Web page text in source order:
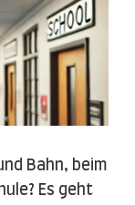
Bahn, beim
Es geht